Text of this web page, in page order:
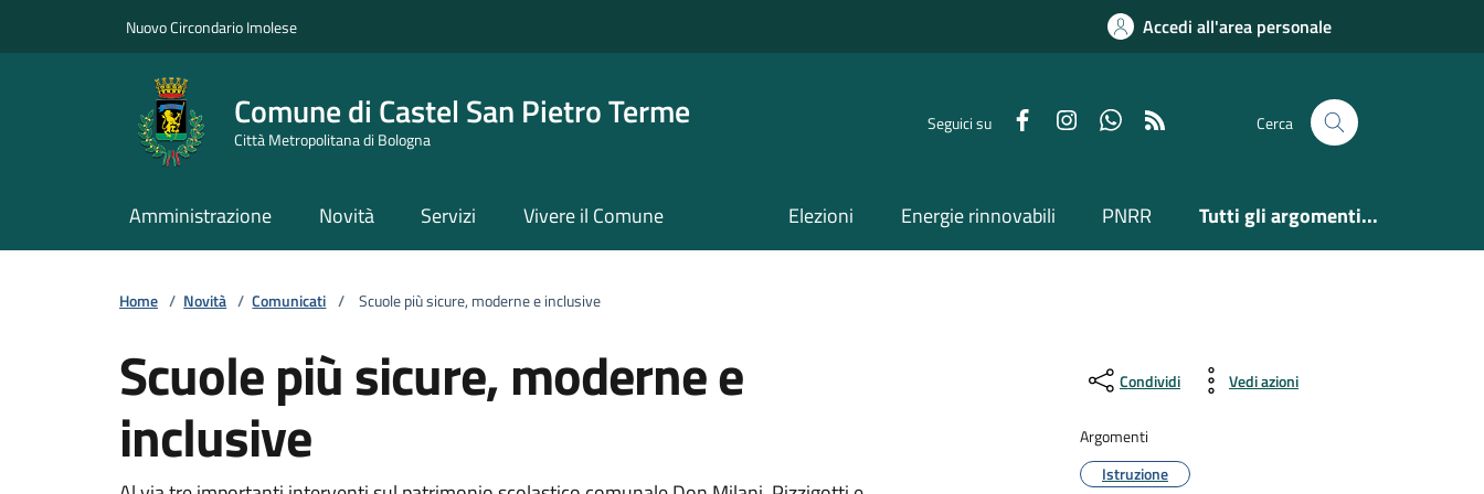
Nuovo Circondario Imolese Accedi all'area personale
Comune di Castel San Pietro Terme
Città Metropolitana di Bologna
Seguici su FacebookInstagramWhatsapp Cerca
Amministrazione Novità Servizi Vivere il Comune Elezioni Energie rinnovabili PNRR Tutti gli argomenti...
Home / Novità / Comunicati / Scuole più sicure, moderne e inclusive
Scuole più sicure, moderne e
inclusive
Condividi Vedi azioni
Argomenti
Istruzione